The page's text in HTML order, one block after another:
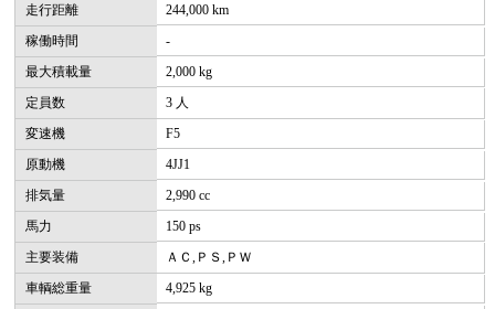
走行距離
244,000 km
稼働時間
-
最大積載量
2,000 kg
定員数
3 人
変速機
F5
原動機
4JJ1
排気量
2,990 cc
馬力
150 ps
主要装備
ＡＣ,ＰＳ,ＰＷ
車輌総重量
4,925 kg